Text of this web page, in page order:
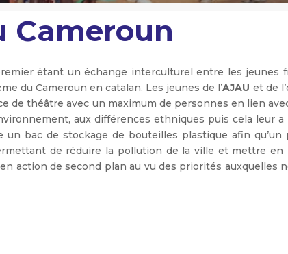
Cameroun
étant un échange interculturel entre les jeunes
du Cameroun en catalan. Les jeunes de l’AJAU et de
de théâtre avec un maximum de personnes en lien
aux différences ethniques puis cela leur a
bac de stockage de bouteilles plastique afin qu’un
de réduire la pollution de la ville et mettre en
action de second plan au vu des priorités auxquelles